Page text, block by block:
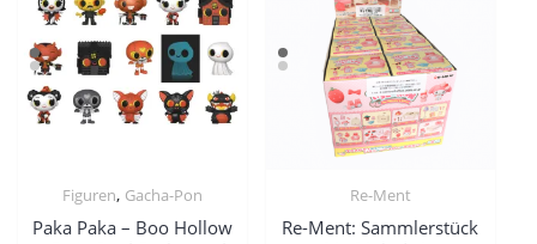
Figuren, Gacha-Pon
Paka Paka – Boo Hollow
Re-Ment
Re-Ment: Sammlerstück